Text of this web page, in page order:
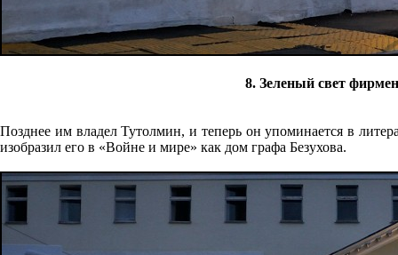
8. Зеленый свет
Позднее им владел Тутолмин, и теперь он упоминается в
изобра­зил его в «Войне и мире» как дом графа Безухова.